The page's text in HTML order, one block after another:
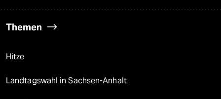
Themen
Hitze
Landtagswahl in Sachsen-Anhalt